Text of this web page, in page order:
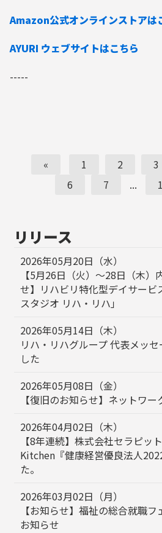
Amazon公式オンラインストアは
AYURI ウェブサイトはこちら
-----
« 1 2 3
6
7 ...
リリース
2026年05月20日（水）
【5月26日（火）〜28日（木）
せ】リハビリ特化型デイサービ
スタジオ リハ・リハ」
2026年05月14日（木）
リハ・リハグループ 代表メッ
した
2026年05月08日（金）
【復旧のお知らせ】ネットワ
2026年04月02日（木）
【8年連続】株式会社セラピッ
Kitchen『健康経営優良法人
た。
2026年03月02日（月）
【お知らせ】福祉の総合就職
お知らせ